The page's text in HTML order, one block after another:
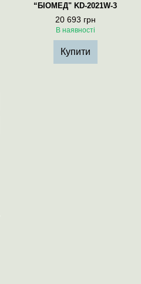
“БІОМЕД" KD-2021W-3
20 693 грн
В наявності
Купити